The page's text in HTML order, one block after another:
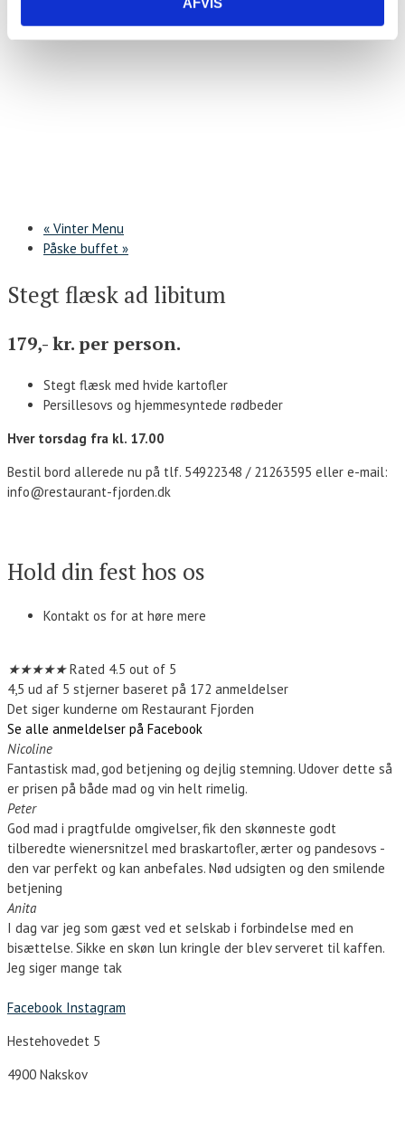
« Vinter Menu
Påske buffet »
Stegt flæsk ad libitum
179,- kr. per person.
Stegt flæsk med hvide kartofler
Persillesovs og hjemmesyntede rødbeder
Hver torsdag fra kl. 17.00
Bestil bord allerede nu på tlf. 54922348 / 21263595 eller e-mail:
info@restaurant-fjorden.dk
Hold din fest hos os
Kontakt os for at høre mere
★★★★★ Rated 4.5 out of 5
4,5 ud af 5 stjerner baseret på 172 anmeldelser
Det siger kunderne om Restaurant Fjorden
Se alle anmeldelser på Facebook
Nicoline
Fantastisk mad, god betjening og dejlig stemning. Udover dette så
er prisen på både mad og vin helt rimelig.
Peter
God mad i pragtfulde omgivelser, fik den skønneste godt
tilberedte wienersnitzel med braskartofler, ærter og pandesovs -
den var perfekt og kan anbefales. Nød udsigten og den smilende
betjening
Anita
I dag var jeg som gæst ved et selskab i forbindelse med en
bisættelse. Sikke en skøn lun kringle der blev serveret til kaffen.
Jeg siger mange tak
Facebook Instagram
Hestehovedet 5
4900 Nakskov